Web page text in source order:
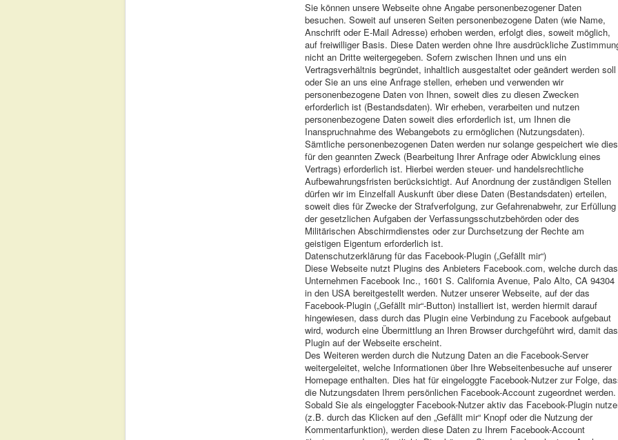
Sie können unsere Webseite ohne Angabe personenbezogener Daten
besuchen. Soweit auf unseren Seiten personenbezogene Daten (wie Name,
Anschrift oder E-Mail Adresse) erhoben werden, erfolgt dies, soweit möglich,
auf freiwilliger Basis. Diese Daten werden ohne Ihre ausdrückliche
nicht an Dritte weitergegeben. Sofern zwischen Ihnen und uns ein
Vertragsverhältnis begründet, inhaltlich ausgestaltet oder geändert werden soll
oder Sie an uns eine Anfrage stellen, erheben und verwenden wir
personenbezogene Daten von Ihnen, soweit dies zu diesen Zwecken
erforderlich ist (Bestandsdaten). Wir erheben, verarbeiten und nutzen
personenbezogene Daten soweit dies erforderlich ist, um Ihnen die
Inanspruchnahme des Webangebots zu ermöglichen (Nutzungsdaten).
Sämtliche personenbezogenen Daten werden nur solange gespeichert wie dies
für den geannten Zweck (Bearbeitung Ihrer Anfrage oder Abwicklung eines
Vertrags) erforderlich ist. Hierbei werden steuer- und handelsrechtliche
Aufbewahrungsfristen berücksichtigt. Auf Anordnung der zuständigen Stellen
dürfen wir im Einzelfall Auskunft über diese Daten (Bestandsdaten) erteilen,
soweit dies für Zwecke der Strafverfolgung, zur Gefahrenabwehr, zur Erfüllung
der gesetzlichen Aufgaben der Verfassungsschutzbehörden oder des
Militärischen Abschirmdienstes oder zur Durchsetzung der Rechte am
geistigen Eigentum erforderlich ist.
Datenschutzerklärung für das Facebook-Plugin („Gefällt mir“)
Diese Webseite nutzt Plugins des Anbieters Facebook.com, welche durch das
Unternehmen Facebook Inc., 1601 S. California Avenue, Palo Alto, CA 94304
in den USA bereitgestellt werden. Nutzer unserer Webseite, auf der das
Facebook-Plugin („Gefällt mir“-Button) installiert ist, werden hiermit darauf
hingewiesen, dass durch das Plugin eine Verbindung zu Facebook aufgebaut
wird, wodurch eine Übermittlung an Ihren Browser durchgeführt wird, damit das
Plugin auf der Webseite erscheint.
Des Weiteren werden durch die Nutzung Daten an die Facebook-Server
weitergeleitet, welche Informationen über Ihre Webseitenbesuche auf unserer
Homepage enthalten. Dies hat für eingeloggte Facebook-Nutzer zur Folge,
die Nutzungsdaten Ihrem persönlichen Facebook-Account zugeordnet werden.
Sobald Sie als eingeloggter Facebook-Nutzer aktiv das Facebook-Plugin
(z.B. durch das Klicken auf den „Gefällt mir“ Knopf oder die Nutzung der
Kommentarfunktion), werden diese Daten zu Ihrem Facebook-Account